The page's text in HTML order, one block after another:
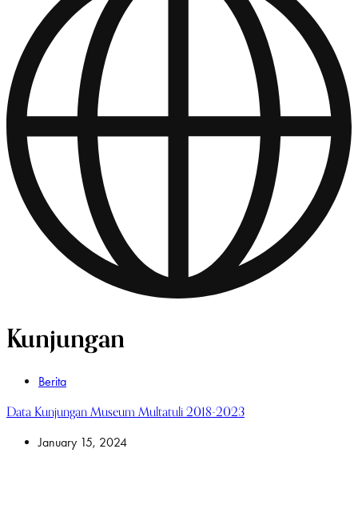
Kunjungan
Berita
Data Kunjungan Museum Multatuli 2018-2023
January 15, 2024